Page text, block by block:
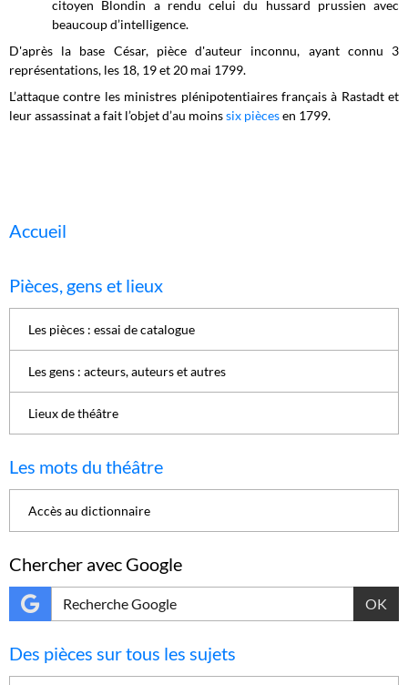
citoyen Blondin a rendu celui du hussard prussien avec
beaucoup d’intelligence.
D'après la base César, pièce d'auteur inconnu, ayant connu 3
représentations, les 18, 19 et 20 mai 1799.
L’attaque contre les ministres plénipotentiaires français à Rastadt et
leur assassinat a fait l’objet d’au moinssix piècesen 1799.
Accueil
Pièces, gens et lieux
Les pièces : essai de catalogue
Les gens : acteurs, auteurs et autres
Lieux de théâtre
Les mots du théâtre
Accès au dictionnaire
Chercher avec Google
OK
Des pièces sur tous les sujets